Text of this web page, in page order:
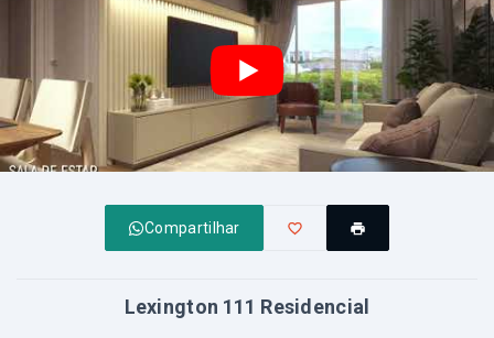
Compartilhar
Lexington 111 Residencial